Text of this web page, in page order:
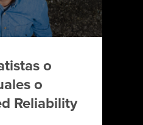
o
o
Reliability